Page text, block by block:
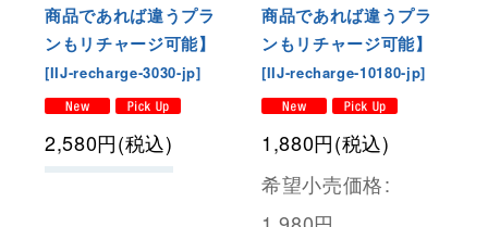
商品であれば違うプラ
ンもリチャージ可能】
[IIJ-recharge-3030-jp]
2,580円(税込)
商品であれば違うプラ
ンもリチャージ可能】
[IIJ-recharge-10180-jp]
1,880円(税込)
希望小売価格: